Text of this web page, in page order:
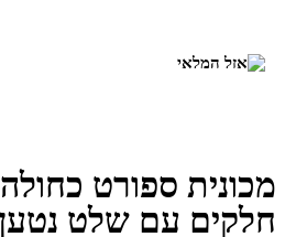
חלקים עם שלט